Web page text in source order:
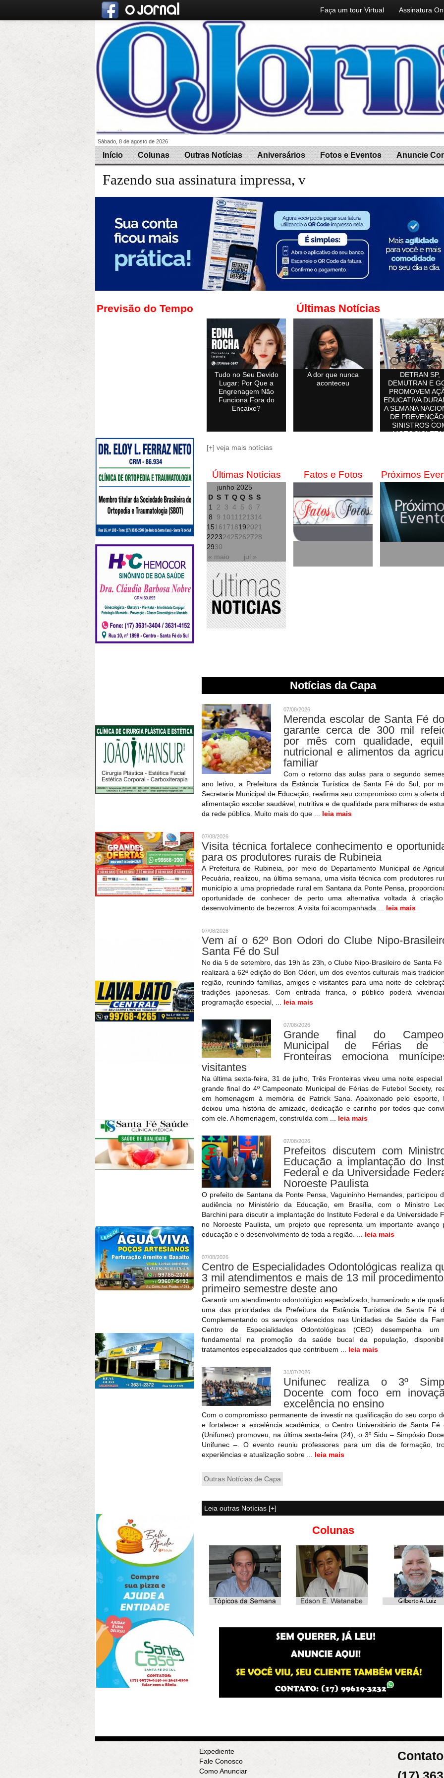
Faça um tour Virtual Assinatura
Sábado, 8 de agosto de 2026
Início Colunas Outras Notícias Aniversários Fotos e Eventos Anuncie
Fazendo sua assinatura impressa, você ganha a
Previsão do Tempo Últimas Notícias
Tudo no Seu Devido
Lugar: Por Que a
Engrenagem Não
Funciona Fora do
Encaixe?
A dor que nunca
aconteceu
DETRAN SP,
DEMUTRAN E
PROMOVEM
EDUCATIVA
A SEMANA
DE
SINISTROS
[+] veja mais notícias
Últimas Notícias
junho 2025
D S T Q Q S S
« maio jul »
1 2 3 4 5 6
7
8
9 1011 121314
15161718192021
22232425262728
2930
Fatos e Fotos Próximos
Notícias da Capa
07/08/2026
Merenda escolar de Santa Fé
garante cerca de 300 mil
por mês com qualidade,
nutricional e alimentos da
familiar
Com o retorno das aulas para o segundo
ano letivo, a Prefeitura da Estância Turística de Santa Fé do Sul, por
Secretaria Municipal de Educação, reafirma seu compromisso com a oferta
alimentação escolar saudável, nutritiva e de qualidade para milhares de
da rede pública. Muito mais do que ... leia mais
07/08/2026
Visita técnica fortalece conhecimento e
para os produtores rurais de Rubineia
A Prefeitura de Rubineia, por meio do Departamento Municipal de
Pecuária, realizou, na última semana, uma visita técnica com produtores
município a uma propriedade rural em Santana da Ponte Pensa,
oportunidade de conhecer de perto uma alternativa voltada à
desenvolvimento de bezerros. A visita foi acompanhada ... leia mais
07/08/2026
Vem aí o 62º Bon Odori do Clube Nipo-
Santa Fé do Sul
No dia 5 de setembro, das 19h às 23h, o Clube Nipo-Brasileiro de Santa Fé
realizará a 62ª edição do Bon Odori, um dos eventos culturais mais
região, reunindo famílias, amigos e visitantes para uma noite de
tradições japonesas. Com entrada franca, o público poderá
programação especial, ... leia mais
07/08/2026
Grande final do
Municipal de Férias de
Fronteiras emociona
visitantes
Na última sexta-feira, 31 de julho, Três Fronteiras viveu uma noite
grande final do 4º Campeonato Municipal de Férias de Futebol Society,
em homenagem à memória de Patrick Sana. Apaixonado pelo esporte,
deixou uma história de amizade, dedicação e carinho por todos que
com ele. A homenagem, construída com ... leia mais
07/08/2026
Prefeitos discutem com
Educação a implantação do
Federal e da Universidade
Noroeste Paulista
O prefeito de Santana da Ponte Pensa, Vaguininho Hernandes, participou
audiência no Ministério da Educação, em Brasília, com o Ministro
Barchini para discutir a implantação do Instituto Federal e da Universidade
no Noroeste Paulista, um projeto que representa um importante avanço
educação e o desenvolvimento de toda a região. ... leia mais
07/08/2026
Centro de Especialidades Odontológicas realiza
3 mil atendimentos e mais de 13 mil
primeiro semestre deste ano
Garantir um atendimento odontológico especializado, humanizado e de
uma das prioridades da Prefeitura da Estância Turística de Santa Fé
Complementando os serviços oferecidos nas Unidades de Saúde da
Centro de Especialidades Odontológicas (CEO) desempenha um
fundamental na promoção da saúde bucal da população,
tratamentos especializados que contribuem ... leia mais
31/07/2026
Unifunec realiza o 3º
Docente com foco em
excelência no ensino
Com o compromisso permanente de investir na qualificação do seu corpo
e fortalecer a excelência acadêmica, o Centro Universitário de Santa Fé
(Unifunec) promoveu, na última sexta-feira (24), o 3º Sidu – Simpósio
Unifunec –. O evento reuniu professores para um dia de formação,
experiências e atualização sobre ... leia mais
Outras Notícias de Capa
Leia outras Notícias [+]
Colunas
Expediente
Fale Conosco
Como Anunciar